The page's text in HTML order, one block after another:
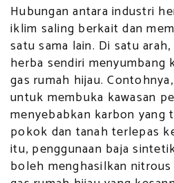
Hubungan antara industri
iklim saling berkait dan
satu sama lain. Di satu
herba sendiri menyumbang
gas rumah hijau.
untuk membuka kawasan
menyebabkan karbon yang
pokok dan tanah terlepas
itu, penggunaan baja
boleh menghasilkan